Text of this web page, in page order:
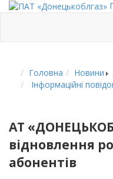
Головна Новини
Інформаційні
АТ
відновлення
абонентів